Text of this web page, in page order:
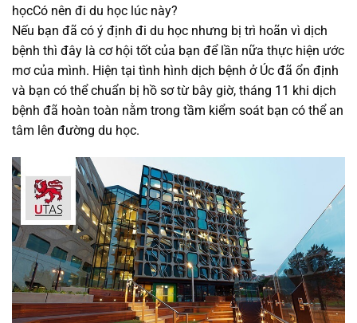
họcCó nên đi du học lúc này?
Nếu bạn đã có ý định đi du học nhưng bị trì hoãn vì dịch
bệnh thì đây là cơ hội tốt của bạn để lần nữa thực hiện ước
mơ của mình. Hiện tại tình hình dịch bệnh ở Úc đã ổn định
và bạn có thể chuẩn bị hồ sơ từ bây giờ, tháng 11 khi dịch
bệnh đã hoàn toàn nằm trong tầm kiểm soát bạn có thể an
tâm lên đường du học.